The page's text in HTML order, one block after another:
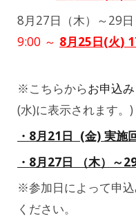
8月27日（木）～29日
9:00 ～ 8月25日(火)
※こちらからお申込み
(水)に表示されます。)
・ 8月21日 (金) 実施
・ 8月27日 （木）～
※参加日によって申
ください。